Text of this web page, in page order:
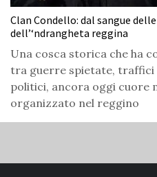
Clan Condello: dal sangue
dell’‘ndrangheta reggina
Una cosca storica che ha
tra guerre spietate, traffici
politici, ancora oggi cuore
organizzato nel reggino